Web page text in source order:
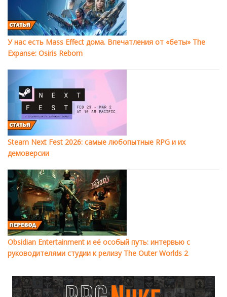
У нас есть Mass Effect дома. Впечатления от «беты» The
Expanse: Osiris Reborn
Steam Next Fest 2026: самые любопытные RPG и их
демоверсии
Obsidian Entertainment и её особый путь: интервью с
руководителями студии к релизу The Outer Worlds 2